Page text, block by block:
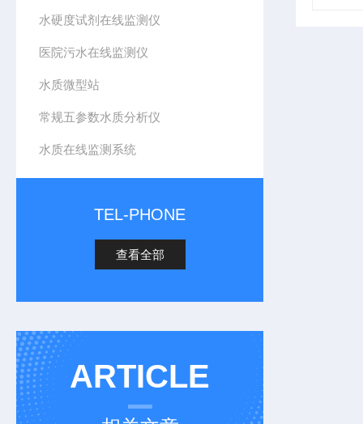
水硬度试剂在线监测仪
医院污水在线监测仪
水质微型站
常规五参数水质分析仪
水质在线监测系统
TEL-PHONE
查看全部
ARTICLE